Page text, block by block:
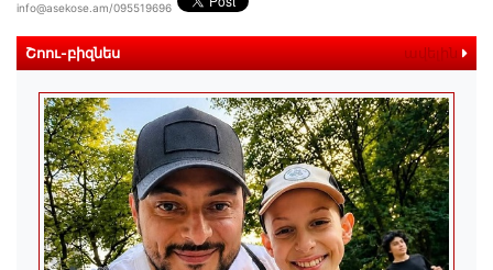
info@asekose.am/095519696
Շոու-բիզնես ավելին